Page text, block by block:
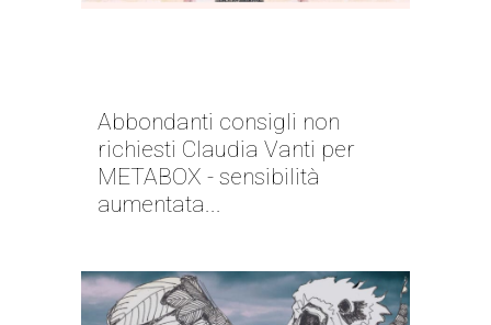
Abbondanti consigli non
richiesti Claudia Vanti per
METABOX - sensibilità
aumentata...